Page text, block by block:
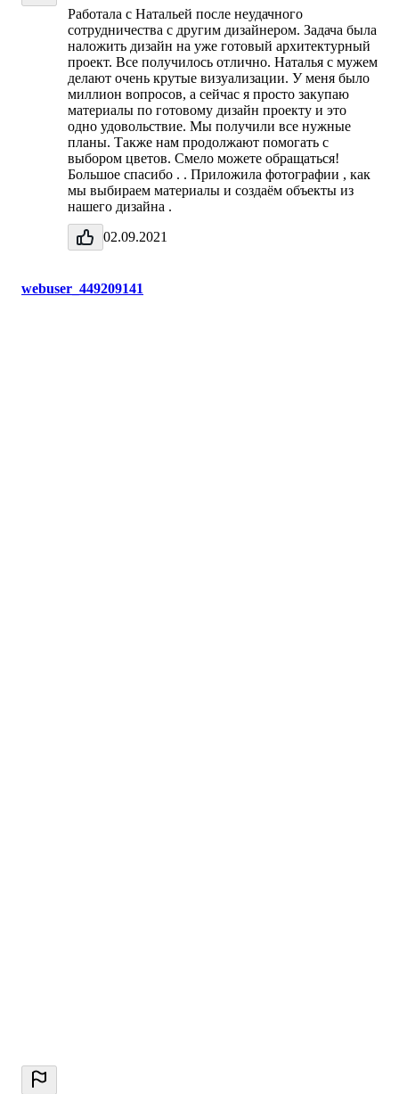
Работала с Натальей после неудачного
сотрудничества с другим дизайнером. Задача была
наложить дизайн на уже готовый архитектурный
проект. Все получилось отлично. Наталья с мужем
делают очень крутые визуализации. У меня было
миллион вопросов, а сейчас я просто закупаю
материалы по готовому дизайн проекту и это
одно удовольствие. Мы получили все нужные
планы. Также нам продолжают помогать с
выбором цветов. Смело можете обращаться!
Большое спасибо . . Приложила фотографии , как
мы выбираем материалы и создаём объекты из
нашего дизайна .
02.09.2021
webuser_449209141